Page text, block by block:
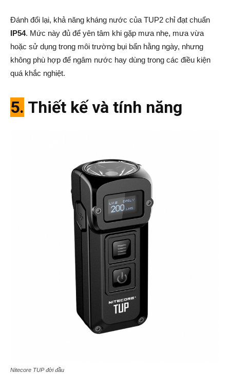
Đánh đổi lại, khả năng kháng nước của TUP2 chỉ đạt chuẩn
IP54. Mức này đủ để yên tâm khi gặp mưa nhẹ, mưa vừa
hoặc sử dụng trong môi trường bụi bẩn hằng ngày, nhưng
không phù hợp để ngâm nước hay dùng trong các điều kiện
quá khắc nghiệt.
5. Thiết kế và tính năng
Nitecore TUP đời đầu